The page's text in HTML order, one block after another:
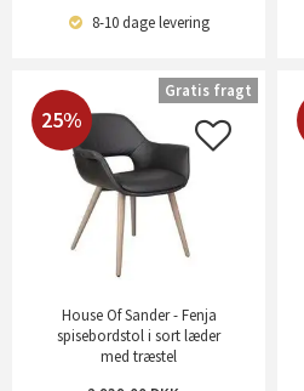
8-10 dagelevering
25%
House Of Sander - Fenja
spisebordstol i sort læder
med træstel
Gratis fragt